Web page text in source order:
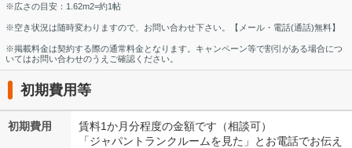
※広さの目安：1.62m2=約1帖
※空き状況は随時変わりますので、お問い合わせ下さい。【メール・電話(通話)無料】
※掲載料金は契約する際の通常料金となります。キャンペーン等で割引がある場合につ
いてはお問い合わせのうえご確認ください。
初期費用等
初期費用
賃料1か月分程度の金額です（相談可）
「ジャパントランクルームを見た」とお電話でお伝え